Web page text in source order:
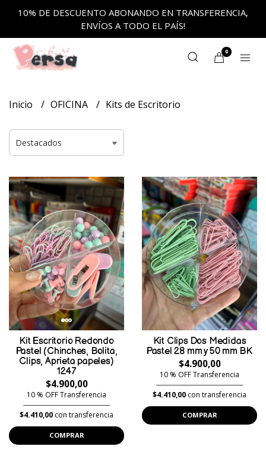
10% DE DESCUENTO ABONANDO EN TRANSFERENCIA,
ENVÍOS A TODO EL PAÍS!
0
Inicio OFICINA Kits de Escritorio
Kit Escritorio Redondo
Pastel (Chinches, Bolita,
Clips, Aprieta papeles)
1247
$4.900,00
10 % OFF Transferencia
$4.410,00 con transferencia
COMPRAR
Kit Clips Dos Medidas
Pastel 28 mm y 50 mm BK
$4.900,00
10 % OFF Transferencia
$4.410,00 con transferencia
COMPRAR